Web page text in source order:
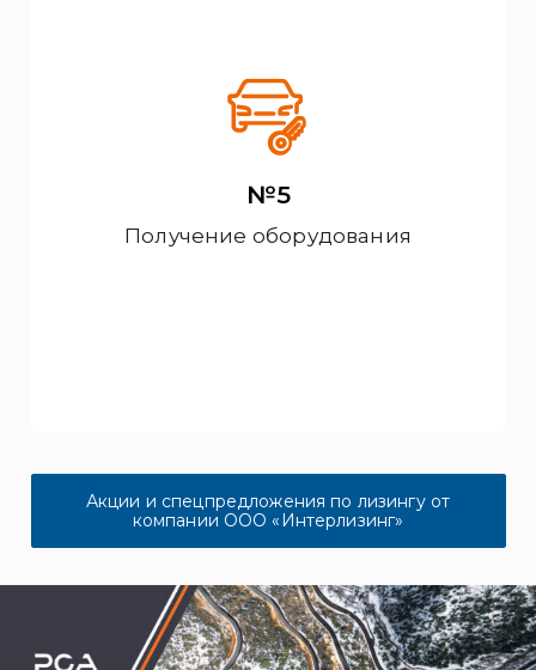
№5
Получение оборудования
Акции и спецпредложения по лизингу от
компании ООО «Интерлизинг»